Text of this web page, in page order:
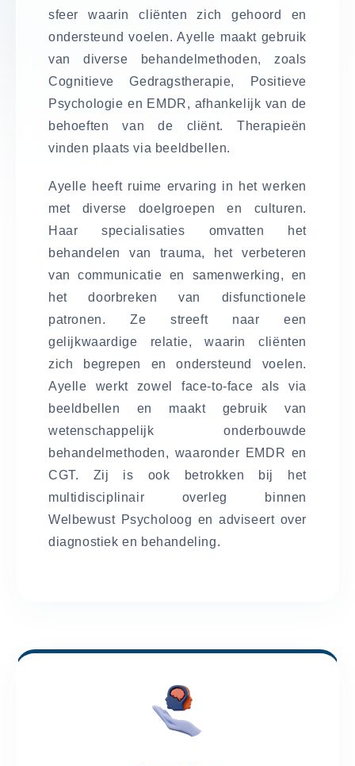
sfeer waarin cliënten zich gehoord en
ondersteund voelen. Ayelle maakt gebruik
van diverse behandelmethoden, zoals
Cognitieve Gedragstherapie, Positieve
Psychologie en EMDR, afhankelijk van de
behoeften van de cliënt. Therapieën
vinden plaats via beeldbellen.
Ayelle heeft ruime ervaring in het werken
met diverse doelgroepen en culturen.
Haar specialisaties omvatten het
behandelen van trauma, het verbeteren
van communicatie en samenwerking, en
het doorbreken van disfunctionele
patronen. Ze streeft naar een
gelijkwaardige relatie, waarin cliënten
zich begrepen en ondersteund voelen.
Ayelle werkt zowel face-to-face als via
beeldbellen en maakt gebruik van
wetenschappelijk onderbouwde
behandelmethoden, waaronder EMDR en
CGT. Zij is ook betrokken bij het
multidisciplinair overleg binnen
Welbewust Psycholoog en adviseert over
diagnostiek en behandeling.